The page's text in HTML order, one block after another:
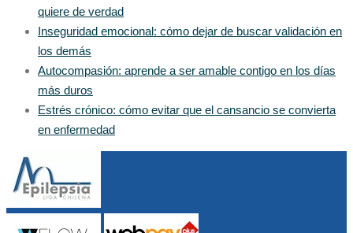
quiere de verdad
Inseguridad emocional: cómo dejar de buscar validación en
los demás
Autocompasión: aprende a ser amable contigo en los días
más duros
Estrés crónico: cómo evitar que el cansancio se convierta
en enfermedad